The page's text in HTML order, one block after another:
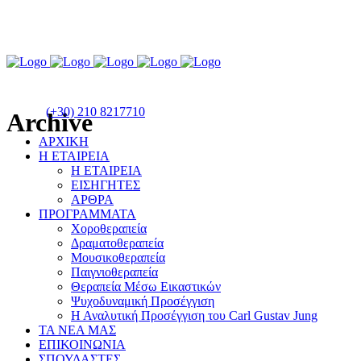
(+30) 210 8217710
ΑΡΧΙΚΗ
Η ΕΤΑΙΡΕΙΑ
Η ΕΤΑΙΡΕΙΑ
ΕΙΣΗΓΗΤΕΣ
ΑΡΘΡΑ
ΠΡΟΓΡΑΜΜΑΤΑ
Χοροθεραπεία
Δραματοθεραπεία
Μουσικοθεραπεία
Παιγνιοθεραπεία
Θεραπεία Μέσω Εικαστικών
Ψυχοδυναμική Προσέγγιση
Η Αναλυτική Προσέγγιση του Carl Gustav Jung
ΤΑ ΝΕΑ ΜΑΣ
ΕΠΙΚΟΙΝΩΝΙΑ
Archive